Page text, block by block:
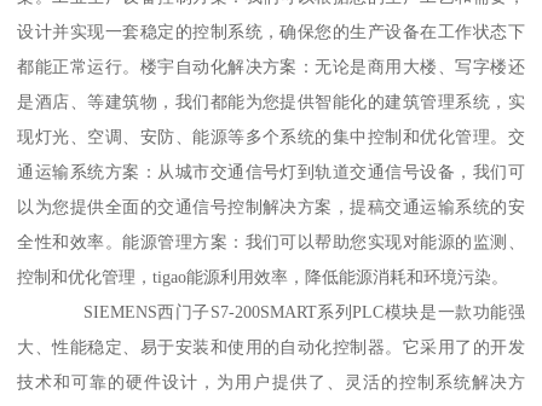
设计并实现一套稳定的控制系统，确保您的生产设备在工作状态下
都能正常运行。楼宇自动化解决方案：无论是商用大楼、写字楼还
是酒店、等建筑物，我们都能为您提供智能化的建筑管理系统，实
现灯光、空调、安防、能源等多个系统的集中控制和优化管理。交
通运输系统方案：从城市交通信号灯到轨道交通信号设备，我们可
以为您提供全面的交通信号控制解决方案，提稿交通运输系统的安
全性和效率。能源管理方案：我们可以帮助您实现对能源的监测、
控制和优化管理，tigao能源利用效率，降低能源消耗和环境污染。
SIEMENS西门子S7-200SMART系列PLC模块是一款功能强
大、性能稳定、易于安装和使用的自动化控制器。它采用了的开发
技术和可靠的硬件设计，为用户提供了、灵活的控制系统解决方